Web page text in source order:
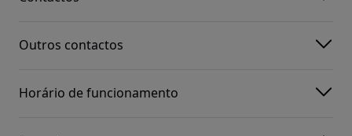
Outros contactos
Horário de funcionamento